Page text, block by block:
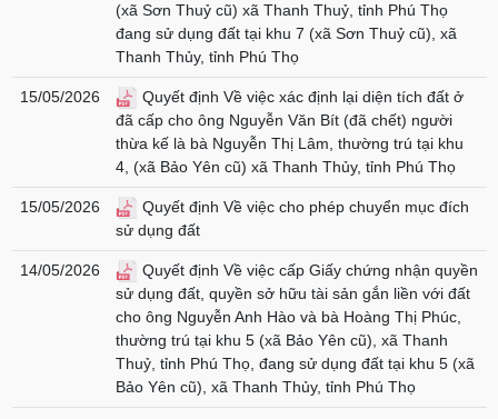
(xã Sơn Thuỷ cũ) xã Thanh Thuỷ, tỉnh Phú Thọ
đang sử dụng đất tại khu 7 (xã Sơn Thuỷ cũ), xã
Thanh Thủy, tỉnh Phú Thọ
15/05/2026
Quyết định Về việc xác định lại diện tích đất ở
đã cấp cho ông Nguyễn Văn Bít (đã chết) người
thừa kế là bà Nguyễn Thị Lâm, thường trú tại khu
4, (xã Bảo Yên cũ) xã Thanh Thủy, tỉnh Phú Thọ
15/05/2026
Quyết định Về việc cho phép chuyển mục đích
sử dụng đất
14/05/2026
Quyết định Về việc cấp Giấy chứng nhận quyền
sử dụng đất, quyền sở hữu tài sản gắn liền với đất
cho ông Nguyễn Anh Hào và bà Hoàng Thị Phúc,
thường trú tại khu 5 (xã Bảo Yên cũ), xã Thanh
Thuỷ, tỉnh Phú Thọ, đang sử dụng đất tại khu 5 (xã
Bảo Yên cũ), xã Thanh Thủy, tỉnh Phú Thọ